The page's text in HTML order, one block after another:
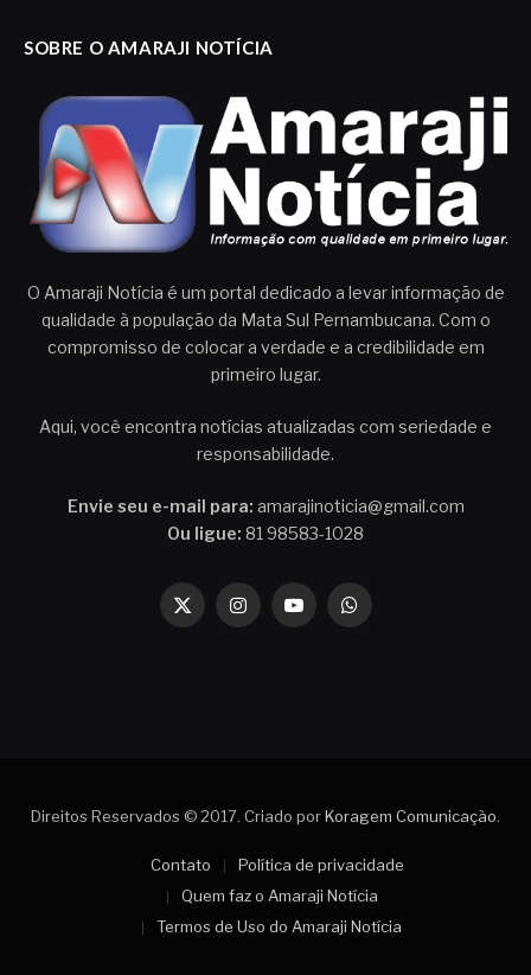
SOBRE O AMARAJI NOTÍCIA
O Amaraji Notícia é um portal dedicado a levar informação de
qualidade à população da Mata Sul Pernambucana. Com o
compromisso de colocar a verdade e a credibilidade em
primeiro lugar.
Aqui, você encontra notícias atualizadas com seriedade e
responsabilidade.
Envie seu e-mail para: amarajinoticia@gmail.com
Ou ligue: 81 98583-1028
X
InstagramYouTubeWhatsApp
Direitos Reservados © 2017. Criado porKoragem Comunicação.
Contato
Política de privacidade
Quem faz o Amaraji Notícia
Termos de Uso do Amaraji Notícia